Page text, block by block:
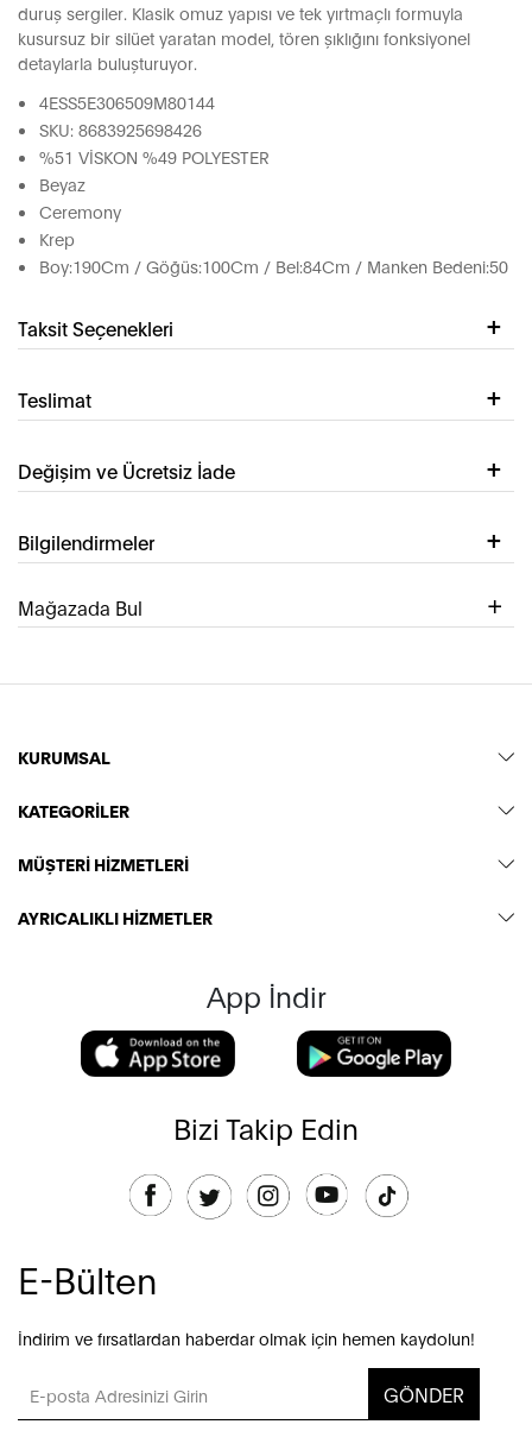
duruş sergiler. Klasik omuz yapısı ve tek yırtmaçlı formuyla
kusursuz bir silüet yaratan model, tören şıklığını fonksiyonel
detaylarla buluşturuyor.
4ESS5E306509M80144
SKU: 8683925698426
%51 VİSKON %49 POLYESTER
Beyaz
Ceremony
Krep
Boy:190Cm / Göğüs:100Cm / Bel:84Cm / Manken Bedeni:50
Taksit Seçenekleri
Teslimat
Değişim ve Ücretsiz İade
Bilgilendirmeler
Mağazada Bul
KURUMSAL
KATEGORİLER
MÜŞTERİ HİZMETLERİ
AYRICALIKLI HİZMETLER
App İndir
Bizi Takip Edin
E-Bülten
İndirim ve fırsatlardan haberdar olmak için hemen kaydolun!
GÖNDER